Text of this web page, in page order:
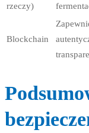
rzeczy)
Blockchain